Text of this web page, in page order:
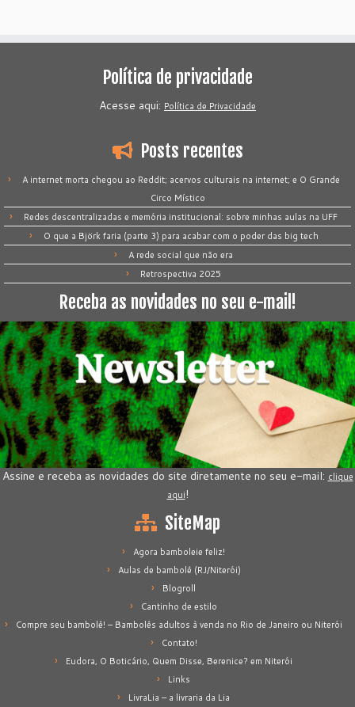
Política de privacidade
Acesse aqui: Política de Privacidade
Posts recentes
A internet morta chegou ao Reddit; acervos culturais na internet; e O Grande
Circo Místico
Redes descentralizadas e memória institucional: sobre minhas aulas na UFF
O que a Björk faria (parte 3) para acabar com o poder das big tech
A rede social que não era
Retrospectiva 2025
Receba as novidades no seu e-mail!
Assine e receba as novidades do site diretamente no seu e-mail: clique
aqui!
SiteMap
Agora bamboleie feliz!
Aulas de bambolê (RJ/Niterói)
Blogroll
Cantinho de estilo
Compre seu bambolê! – Bambolês adultos à venda no Rio de Janeiro ou Niterói
Contato!
Eudora, O Boticário, Quem Disse, Berenice? em Niterói
Links
LivraLia – a livraria da Lia